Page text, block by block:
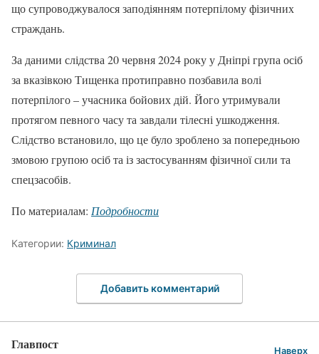
що супроводжувалося заподіянням потерпілому фізичних
страждань.
За даними слідства 20 червня 2024 року у Дніпрі група осіб
за вказівкою Тищенка протиправно позбавила волі
потерпілого – учасника бойових дій. Його утримували
протягом певного часу та завдали тілесні ушкодження.
Слідство встановило, що це було зроблено за попередньою
змовою групою осіб та із застосуванням фізичної сили та
спецзасобів.
По материалам: Подробности
Категории: Криминал
Добавить комментарий
Главпост Наверх